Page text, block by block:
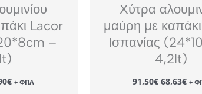
Lacor
–
€Η
τρέχουσα
+ ΦΠΑ
Χύτρα
μαύρη με
Ισπανίας
4,2lt)
91,50€ Original
price
68,63€Η+